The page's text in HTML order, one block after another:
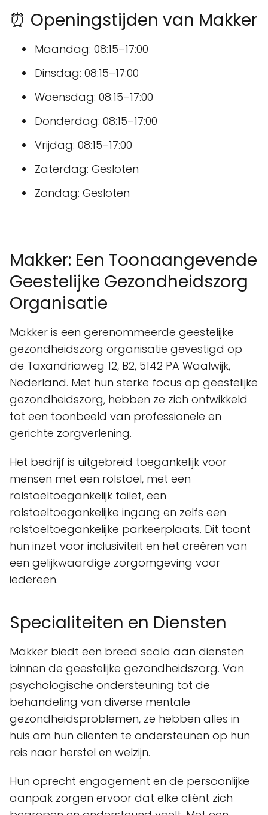
⏰ Openingstijden van Makker
Maandag: 08:15–17:00
Dinsdag: 08:15–17:00
Woensdag: 08:15–17:00
Donderdag: 08:15–17:00
Vrijdag: 08:15–17:00
Zaterdag: Gesloten
Zondag: Gesloten
Makker: Een Toonaangevende
Geestelijke Gezondheidszorg
Organisatie
Makker is een gerenommeerde geestelijke
gezondheidszorg organisatie gevestigd op
de Taxandriaweg 12, B2, 5142 PA Waalwijk,
Nederland. Met hun sterke focus op geestelijke
gezondheidszorg, hebben ze zich ontwikkeld
tot een toonbeeld van professionele en
gerichte zorgverlening.
Het bedrijf is uitgebreid toegankelijk voor
mensen met een rolstoel, met een
rolstoeltoegankelijk toilet, een
rolstoeltoegankelijke ingang en zelfs een
rolstoeltoegankelijke parkeerplaats. Dit toont
hun inzet voor inclusiviteit en het creëren van
een gelijkwaardige zorgomgeving voor
iedereen.
Specialiteiten en Diensten
Makker biedt een breed scala aan diensten
binnen de geestelijke gezondheidszorg. Van
psychologische ondersteuning tot de
behandeling van diverse mentale
gezondheidsproblemen, ze hebben alles in
huis om hun cliënten te ondersteunen op hun
reis naar herstel en welzijn.
Hun oprecht engagement en de persoonlijke
aanpak zorgen ervoor dat elke cliënt zich